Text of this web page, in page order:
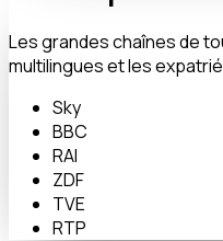
Les grandes chaînes de
multilingues et les
Sky
BBC
RAI
ZDF
TVE
RTP